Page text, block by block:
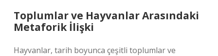
Toplumlar ve Hayvanlar Arasındaki
Metaforik İlişki
Hayvanlar, tarih boyunca çeşitli toplumlar ve